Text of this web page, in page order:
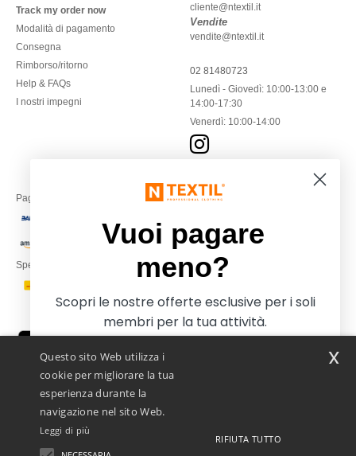
Track my order now
Modalità di pagamento
Consegna
Rimborso/ritorno
Help & FAQs
I nostri impegni
cliente@ntextil.it
Vendite
vendite@ntextil.it
02 81480723
Lunedì - Giovedì: 10:00-13:00 e
14:00-17:30
Venerdì: 10:00-14:00
Paga con
Spediamo con
Netenders Italy SRL — Registered office GALLERIA DEL CORSO 1 -
Questo sito Web utilizza i
cookie per migliorare la tua
esperienza durante la
navigazione nel sito Web.
Leggi di più
RIFIUTA TUTTO
x
Vuoi pagare
meno?
Scopri le nostre offerte esclusive per i soli
membri per la tua attività.